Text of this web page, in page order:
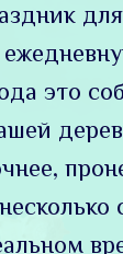
это